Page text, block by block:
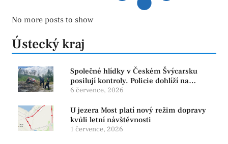
No more posts to show
Ústecký kraj
Společné hlídky v Českém Švýcarsku
posilují kontroly. Policie dohlíží na
bezpečnost i ochranu přírody
6 července, 2026
U jezera Most platí nový režim dopravy
kvůli letní návštěvnosti
1 července, 2026